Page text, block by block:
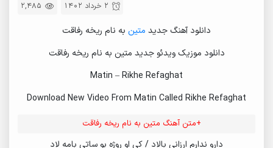
2,485 2 خرداد 1402
دانلود آهنگ جدید متین به نام ریخه رفاقت
دانلود موزیک ویدئو جدید متین به نام ریخه رفاقت
Matin – Rikhe Refaghat
Download New Video From Matin Called Rikhe Refaghat
+متن آهنگ متین به نام ریخه رفاقت
دارو ندارم ارزانی بالاد / کی او روژه بو ساتی بامه لاد